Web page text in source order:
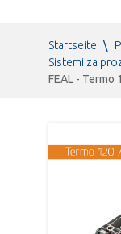
Startseite \
Sistemi za
FEAL - Termo